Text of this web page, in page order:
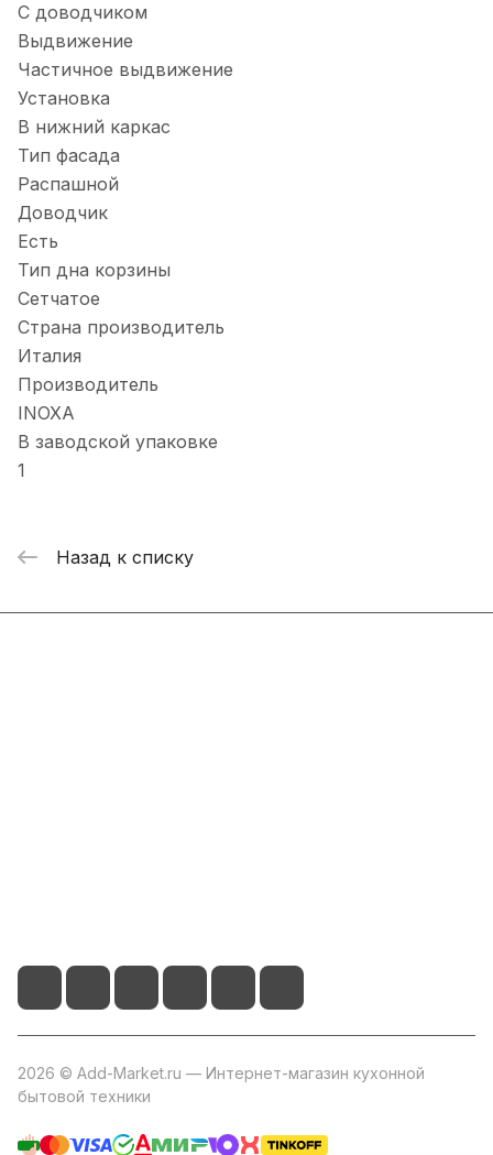
С доводчиком
Выдвижение
Частичное выдвижение
Установка
В нижний каркас
Тип фасада
Распашной
Доводчик
Есть
Тип дна корзины
Сетчатое
Страна производитель
Италия
Производитель
INOXA
В заводской упаковке
1
Назад к списку
2026 © Add-Market.ru — Интернет-магазин кухонной
бытовой техники